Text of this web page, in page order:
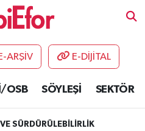
ARŞİV E-DİJİTAL
OSB SÖYLEŞİ SEKTÖR
SÜRDÜRÜLEBİLİRLİK